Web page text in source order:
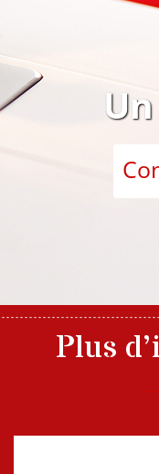
Plus